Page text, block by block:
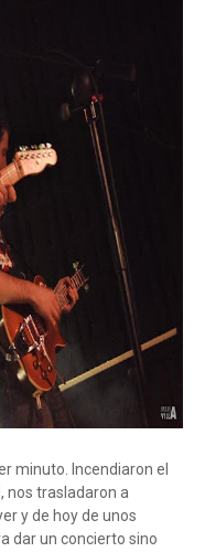
minuto. Incendiaron el
nos trasladaron a
y de hoy de unos
dar un concierto sino